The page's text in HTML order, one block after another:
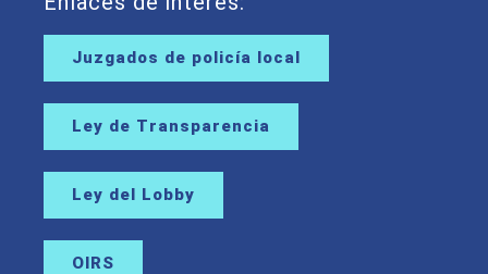
Juzgados de policía local
Ley de Transparencia
Ley del Lobby
OIRS